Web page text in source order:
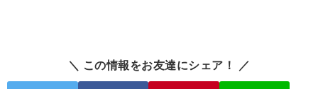
＼ この情報をお友達にシェア！ ／